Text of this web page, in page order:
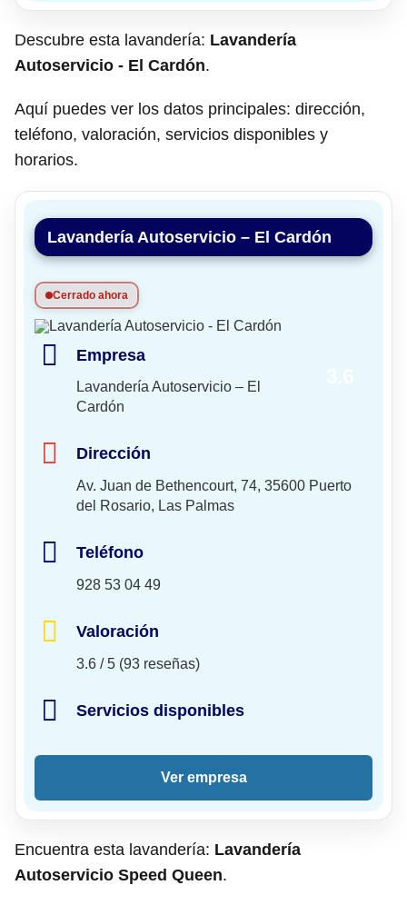
Descubre esta lavandería: Lavandería
Autoservicio - El Cardón.
Aquí puedes ver los datos principales: dirección,
teléfono, valoración, servicios disponibles y
horarios.
Lavandería Autoservicio – El Cardón
Cerrado ahora
Empresa
Lavandería Autoservicio – El
Cardón
Dirección
Av. Juan de Bethencourt, 74, 35600 Puerto
del Rosario, Las Palmas
Teléfono
928 53 04 49
Valoración
3.6 / 5 (93 reseñas)
Servicios disponibles
Ver empresa
Encuentra esta lavandería: Lavandería
Autoservicio Speed Queen.